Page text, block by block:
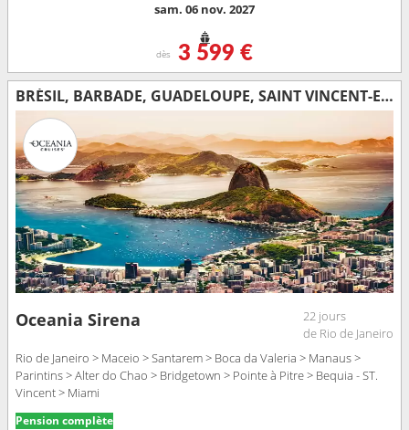
sam. 06 nov. 2027
dès 3 599 €
BRÉSIL, BARBADE, GUADELOUPE, SAINT VINCENT-ET-LES-GRENADINES, ÉTATS-UNIS
Oceania Sirena
22 jours
de Rio de Janeiro
Rio de Janeiro > Maceio > Santarem > Boca da Valeria > Manaus >
Parintins > Alter do Chao > Bridgetown > Pointe à Pitre > Bequia - ST.
Vincent > Miami
Pension complète